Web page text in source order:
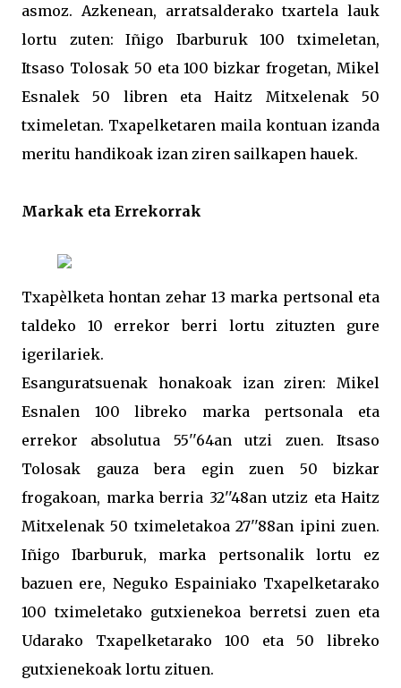
asmoz. Azkenean, arratsalderako txartela lauk
lortu zuten: Iñigo Ibarburuk 100 tximeletan,
Itsaso Tolosak 50 eta 100 bizkar frogetan, Mikel
Esnalek 50 libren eta Haitz Mitxelenak 50
tximeletan. Txapelketaren maila kontuan izanda
meritu handikoak izan ziren sailkapen hauek.
Markak eta Errekorrak
Txapèlketa hontan zehar 13 marka pertsonal eta
taldeko 10 errekor berri lortu zituzten gure
igerilariek.
Esanguratsuenak honakoak izan ziren: Mikel
Esnalen 100 libreko marka pertsonala eta
errekor absolutua 55''64an utzi zuen. Itsaso
Tolosak gauza bera egin zuen 50 bizkar
frogakoan, marka berria 32''48an utziz eta Haitz
Mitxelenak 50 tximeletakoa 27''88an ipini zuen.
Iñigo Ibarburuk, marka pertsonalik lortu ez
bazuen ere, Neguko Espainiako Txapelketarako
100 tximeletako gutxienekoa berretsi zuen eta
Udarako Txapelketarako 100 eta 50 libreko
gutxienekoak lortu zituen.